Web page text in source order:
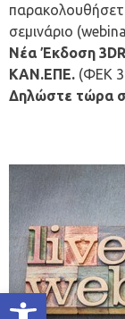
Ανοίξτε τη γραμμή
σεμινάριο
Νέα Έκδοση
ΚΑΝ.ΕΠΕ. (ΦΕΚ
Δηλώστε τώρα